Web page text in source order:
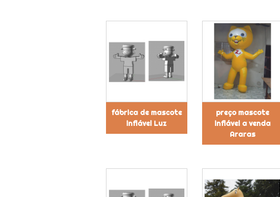
fábrica de mascote
inflável Luz
preço mascote
inflável a venda
Araras